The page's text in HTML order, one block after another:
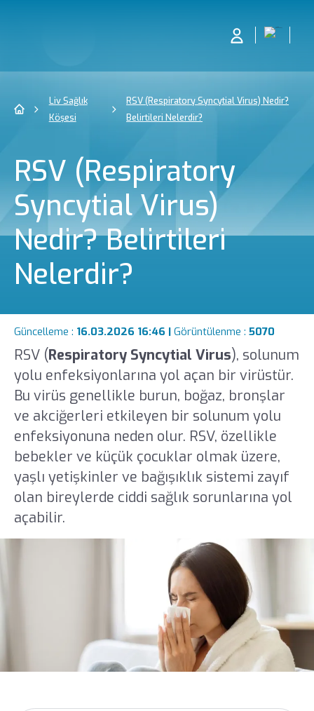
Liv Sağlık
Köşesi
RSV (Respiratory Syncytial Virus) Nedir?
Belirtileri Nelerdir?
RSV (Respiratory
Syncytial Virus)
Nedir? Belirtileri
Nelerdir?
Güncelleme : 16.03.2026 16:46 | Görüntülenme : 5070
RSV (Respiratory Syncytial Virus), solunum
yolu enfeksiyonlarına yol açan bir virüstür.
Bu virüs genellikle burun, boğaz, bronşlar
ve akciğerleri etkileyen bir solunum yolu
enfeksiyonuna neden olur. RSV, özellikle
bebekler ve küçük çocuklar olmak üzere,
yaşlı yetişkinler ve bağışıklık sistemi zayıf
olan bireylerde ciddi sağlık sorunlarına yol
açabilir.